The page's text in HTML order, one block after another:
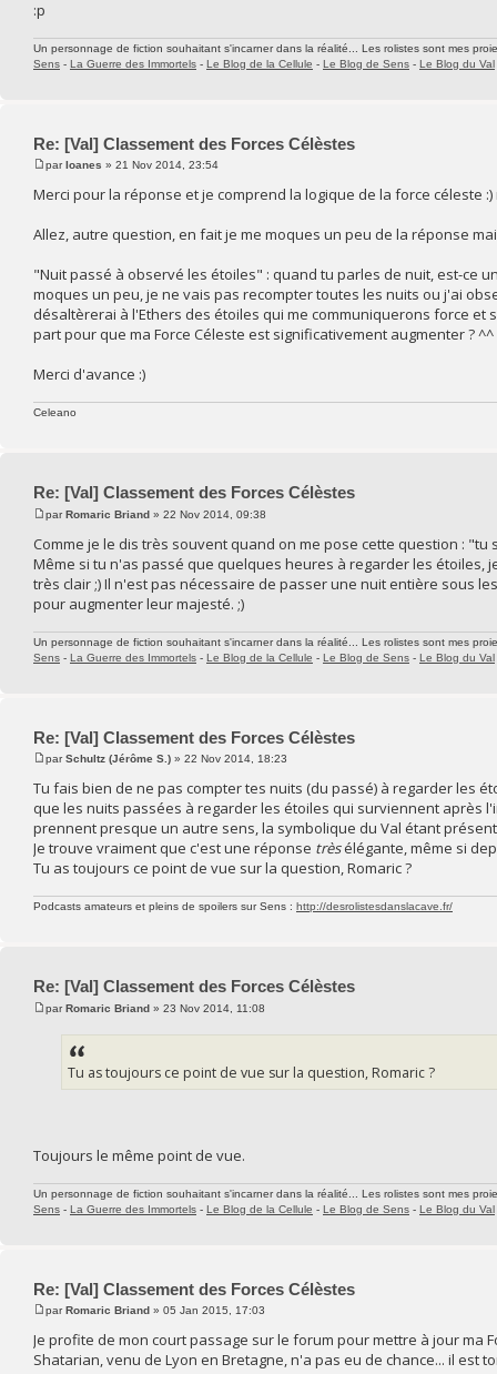
:p
Un personnage de fiction souhaitant s'incarner dans la réalité... Les rolistes sont mes
Sens - La Guerre des Immortels - Le Blog de la Cellule - Le Blog de Sens - Le Blog du Val
Re: [Val] Classement des Forces Célèstes
parIoanes » 21 Nov 2014, 23:54
Merci pour la réponse et je comprend la logique de la force céleste
Allez, autre question, en fait je me moques un peu de la réponse
"Nuit passé à observé les étoiles" : quand tu parles de nuit, est-ce
moques un peu, je ne vais pas recompter toutes les nuits ou j'ai
désaltèrerai à l'Ethers des étoiles qui me communiquerons force
part pour que ma Force Céleste est significativement augmenter ? ^^
Merci d'avance :)
Celeano
Re: [Val] Classement des Forces Célèstes
parRomaric Briand » 22 Nov 2014, 09:38
Comme je le dis très souvent quand on me pose cette question : "tu
Même si tu n'as passé que quelques heures à regarder les étoiles,
très clair ;) Il n'est pas nécessaire de passer une nuit entière sous
pour augmenter leur majesté. ;)
Un personnage de fiction souhaitant s'incarner dans la réalité... Les rolistes sont mes
Sens - La Guerre des Immortels - Le Blog de la Cellule - Le Blog de Sens - Le Blog du Val
Re: [Val] Classement des Forces Célèstes
parSchultz (Jérôme S.) » 22 Nov 2014, 18:23
Tu fais bien de ne pas compter tes nuits (du passé) à regarder les
que les nuits passées à regarder les étoiles qui surviennent après
prennent presque un autre sens, la symbolique du Val étant
Je trouve vraiment que c'est une réponse trèsélégante, même si
Tu as toujours ce point de vue sur la question, Romaric ?
Podcasts amateurs et pleins de spoilers sur Sens : http://desrolistesdanslacave.fr/
Re: [Val] Classement des Forces Célèstes
parRomaric Briand » 23 Nov 2014, 11:08
Tu as toujours ce point de vue sur la question, Romaric ?
Toujours le même point de vue.
Un personnage de fiction souhaitant s'incarner dans la réalité... Les rolistes sont mes
Sens - La Guerre des Immortels - Le Blog de la Cellule - Le Blog de Sens - Le Blog du Val
Re: [Val] Classement des Forces Célèstes
parRomaric Briand » 05 Jan 2015, 17:03
Je profite de mon court passage sur le forum pour mettre à jour ma
Shatarian, venu de Lyon en Bretagne, n'a pas eu de chance... il est